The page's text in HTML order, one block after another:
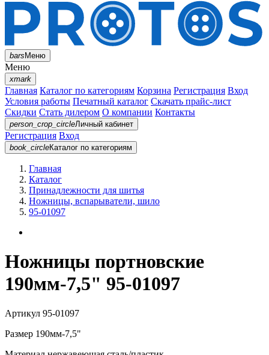
barsМеню
Меню
xmark
Главная Каталог по категориям Корзина Регистрация Вход
Условия работы Печатный каталог Скачать прайс-лист
Скидки Стать дилером О компании Контакты
person_crop_circleЛичный кабинет
Регистрация Вход
book_circleКаталог по категориям
Главная
Каталог
Принадлежности для шитья
Ножницы, вспарыватели, шило
95-01097
Ножницы портновские
190мм-7,5" 95-01097
Артикул 95-01097
Размер 190мм-7,5"